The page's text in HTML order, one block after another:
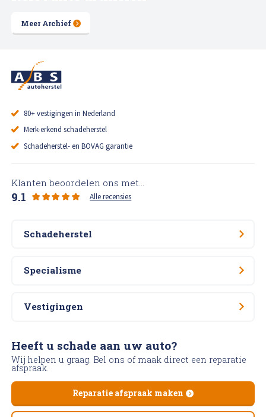
Meer Archief
80+ vestigingen in Nederland
Merk-erkend schadeherstel
Schadeherstel- en BOVAG garantie
Klanten beoordelen ons met...
9.1 Alle recensies
Schadeherstel
Specialisme
Vestigingen
Heeft u schade aan uw auto?
Wij helpen u graag. Bel ons of maak direct een reparatie
afspraak.
Reparatie afspraak maken